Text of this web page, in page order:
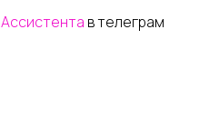
Ассистента в телеграм